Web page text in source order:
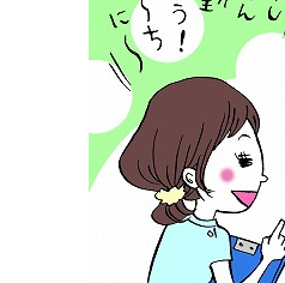
大学・短大以外の資料から請求
専門学校の資料請求
留学・進学関連、塾・予備校
大学入学共通テスト「受験上の